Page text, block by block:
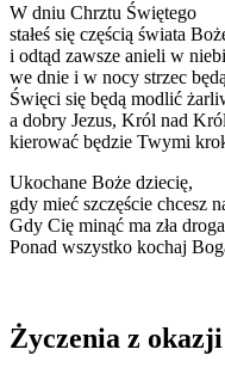
W dniu Chrztu Świętego
stałeś się częścią świata
i odtąd zawsze anieli w
we dnie i w nocy strzec
Święci się będą modlić
a dobry Jezus, Król nad
kierować będzie Twymi
Ukochane Boże dziecię,
gdy mieć szczęście chcesz
Gdy Cię minąć ma zła
Ponad wszystko kochaj
Życzenia z